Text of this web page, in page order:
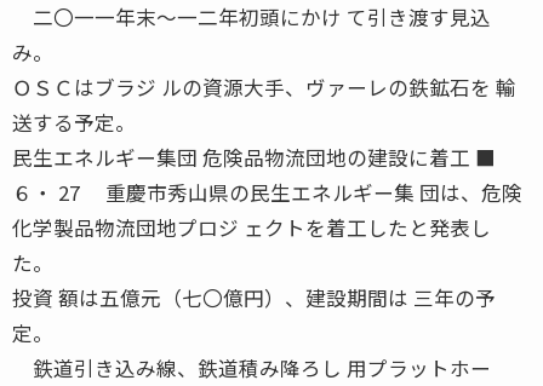
二〇一一年末〜一二年初頭にかけ て引き渡す見込
み。
ＯＳＣはブラジ ルの資源大手、ヴァーレの鉄鉱石を 輸
送する予定。
民生エネルギー集団 危険品物流団地の建設に着工 ■
６・ 27 重慶市秀山県の民生エネルギー集 団は、危険
化学製品物流団地プロジ ェクトを着工したと発表し
た。
投資 額は五億元（七〇億円）、建設期間は 三年の予
定。
鉄道引き込み線、鉄道積み降ろし 用プラットホー